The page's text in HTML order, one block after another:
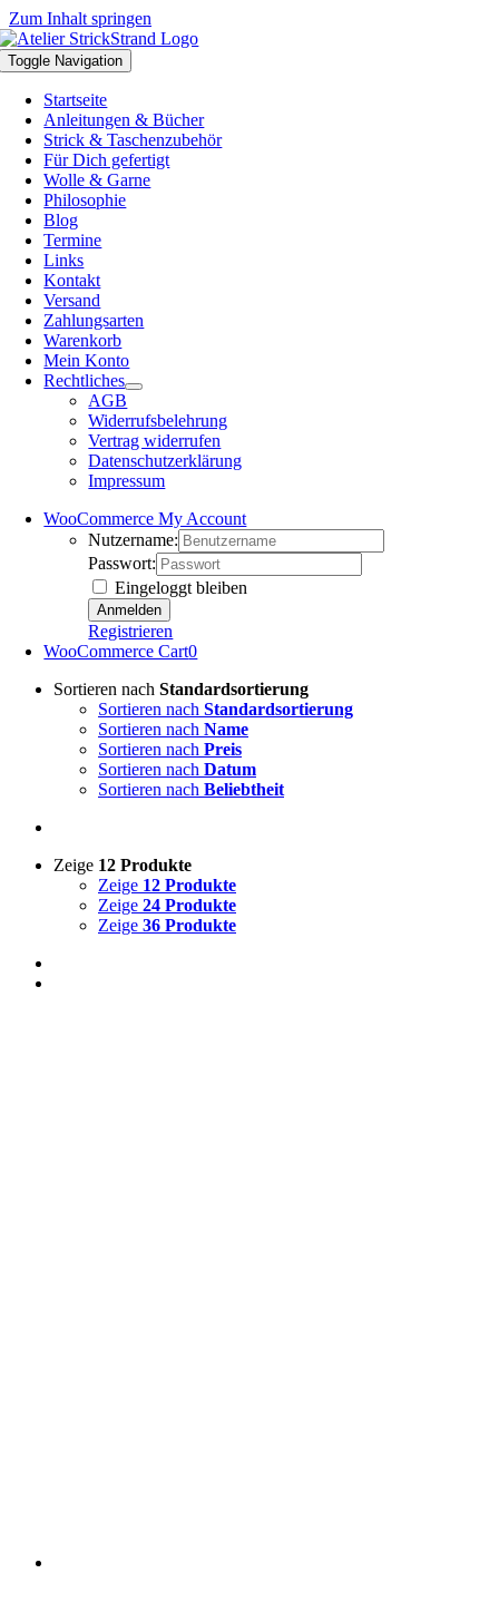
Zum Inhalt springen
Toggle Navigation
Startseite
Anleitungen & Bücher
Strick & Taschenzubehör
Für Dich gefertigt
Wolle & Garne
Philosophie
Blog
Termine
Links
Kontakt
Versand
Zahlungsarten
Warenkorb
Mein Konto
Rechtliches
AGB
Widerrufsbelehrung
Vertrag widerrufen
Datenschutzerklärung
Impressum
WooCommerce My Account
Nutzername:
Passwort:
Eingeloggt bleiben
Registrieren
WooCommerce Cart0
Sortieren nach Standardsortierung
Sortieren nach Standardsortierung
Sortieren nach Name
Sortieren nach Preis
Sortieren nach Datum
Sortieren nach Beliebtheit
Zeige 12 Produkte
Zeige 12 Produkte
Zeige 24 Produkte
Zeige 36 Produkte